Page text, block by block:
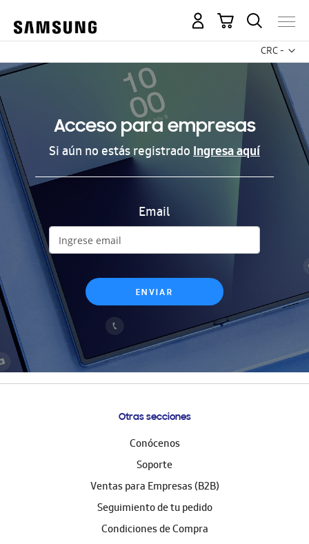
CRC -
colón
Mi carrito
Acceso para empresas
Si aún no estás registradoIngresa aquí
Email
Otras secciones
Conócenos
Soporte
Ventas para Empresas (B2B)
Seguimiento de tu pedido
Condiciones de Compra